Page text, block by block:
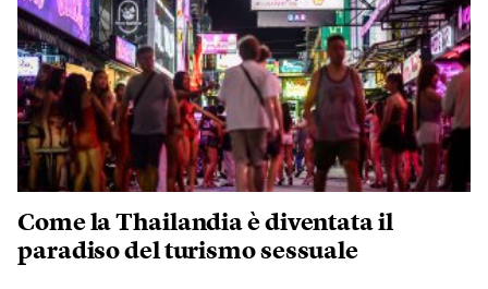
Come la Thailandia è diventata il
paradiso del turismo sessuale